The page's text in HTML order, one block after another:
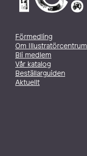
Förmedling
Om Illustratörcentrum
Bli medlem
Vår katalog
Beställarguiden
Aktuellt